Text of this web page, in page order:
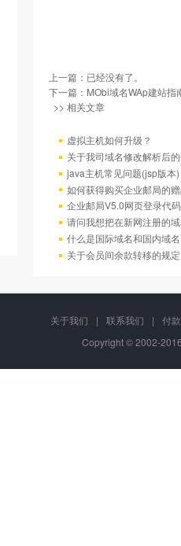
上一篇：已经没有了。
下一篇： MObi域名WAp建站指
>> 相关文章
虚拟主机如何升级？
关于我司域名修改解析后
java主机常见问题(jsp版本)
如何获得购买企业邮局的
企业邮局V5.0网页登录代码
请问我想把在新网注册的
什么是国际域名和国内域
关于会员间余款转移的规定
关于我们 | 联系我们 |
付
Copyright © 2002-